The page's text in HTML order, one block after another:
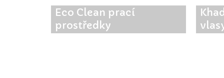
Eco Clean prací
prostředky